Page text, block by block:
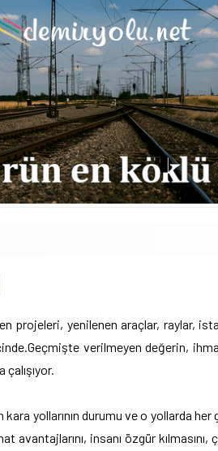
projeleri, yenilenen araçlar, raylar,
Geçmişte verilmeyen değerin,
yollarının durumu ve o yollarda
avantajlarını, insanı özgür